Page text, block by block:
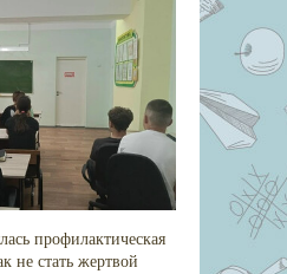
профилактическая
не стать жертвой